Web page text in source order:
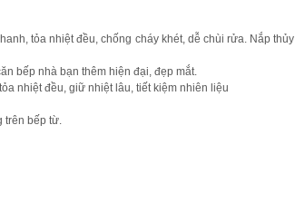
tỏa nhiệt đều, chống cháy khét, dễ chùi rửa. Nắp thủy
bếp nhà bạn thêm hiện đại, đẹp mắt.
nhiệt đều, giữ nhiệt lâu, tiết kiệm nhiên liệu
trên bếp từ.